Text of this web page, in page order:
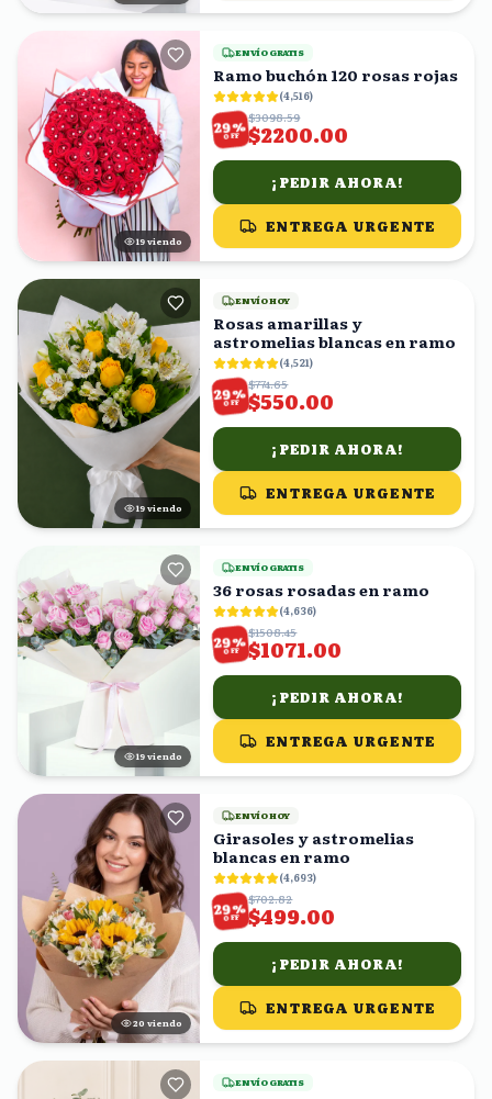
18 viendo
ENVÍO GRATIS
Ramo buchón 120 rosas rojas
(4,516)
29%
OFF
$3098.59
$2200.00
¡PEDIR AHORA!
ENTREGA URGENTE
20 viendo
ENVÍO HOY
Rosas amarillas y
astromelias blancas en ramo
(4,521)
29%
OFF
$774.65
$550.00
¡PEDIR AHORA!
ENTREGA URGENTE
18 viendo
ENVÍO GRATIS
36 rosas rosadas en ramo
(4,636)
29%
OFF
$1508.45
$1071.00
¡PEDIR AHORA!
ENTREGA URGENTE
21 viendo
ENVÍO HOY
Girasoles y astromelias
blancas en ramo
(4,693)
29%
OFF
$702.82
$499.00
¡PEDIR AHORA!
ENTREGA URGENTE
ENVÍO GRATIS